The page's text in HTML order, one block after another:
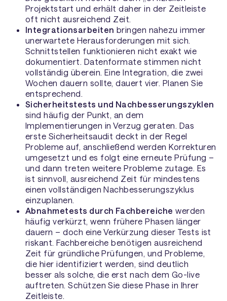
Projektstart und erhält daher in der Zeitleiste
oft nicht ausreichend Zeit.
Integrationsarbeiten bringen nahezu immer
unerwartete Herausforderungen mit sich.
Schnittstellen funktionieren nicht exakt wie
dokumentiert. Datenformate stimmen nicht
vollständig überein. Eine Integration, die zwei
Wochen dauern sollte, dauert vier. Planen Sie
entsprechend.
Sicherheitstests und Nachbesserungszyklen
sind häufig der Punkt, an dem
Implementierungen in Verzug geraten. Das
erste Sicherheitsaudit deckt in der Regel
Probleme auf, anschließend werden Korrekturen
umgesetzt und es folgt eine erneute Prüfung –
und dann treten weitere Probleme zutage. Es
ist sinnvoll, ausreichend Zeit für mindestens
einen vollständigen Nachbesserungszyklus
einzuplanen.
Abnahmetests durch Fachbereiche werden
häufig verkürzt, wenn frühere Phasen länger
dauern – doch eine Verkürzung dieser Tests ist
riskant. Fachbereiche benötigen ausreichend
Zeit für gründliche Prüfungen, und Probleme,
die hier identifiziert werden, sind deutlich
besser als solche, die erst nach dem Go-live
auftreten. Schützen Sie diese Phase in Ihrer
Zeitleiste.